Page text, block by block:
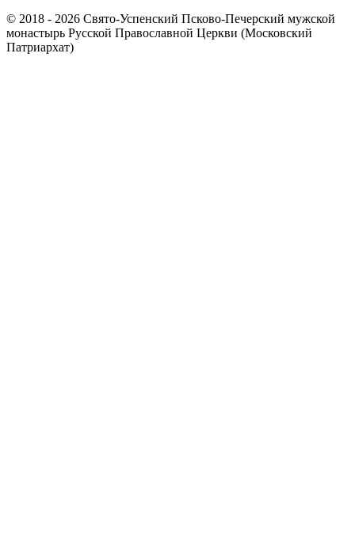
© 2018 - 2026 Свято-Успенский Псково-Печерский мужской
монастырь Русской Православной Церкви (Московский
Патриархат)